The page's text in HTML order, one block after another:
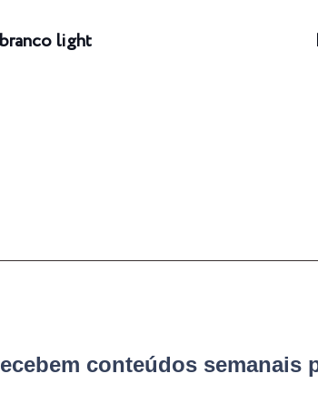
light
conteúdos semanais